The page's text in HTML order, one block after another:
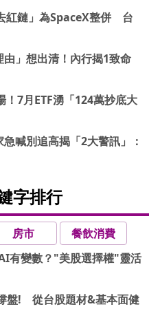
紅鏈」為SpaceX整併 台
」想出清！內行揭1致命
7月ETF湧「124萬抄底大
喊別追高揭「2大警訊」：
字排行
房市
餐飲消費
有變數？"美股選擇權"靈活
盤! 從台股題材&基本面健